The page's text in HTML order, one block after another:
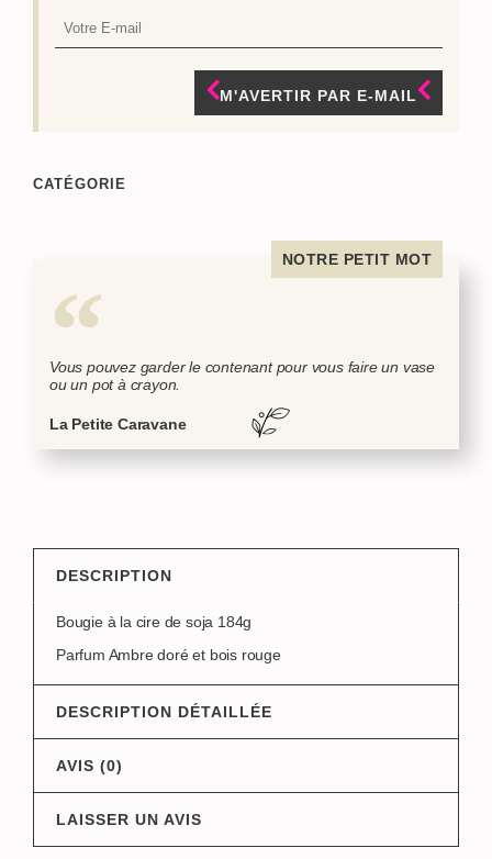
M'AVERTIR PAR E-MAIL
CATÉGORIE
Vous pouvez garder le contenant pour vous faire un vase
ou un pot à crayon.
La Petite Caravane
NOTRE PETIT MOT
DESCRIPTION
Bougie à la cire de soja 184g
Parfum Ambre doré et bois rouge
DESCRIPTION DÉTAILLÉE
AVIS (0)
LAISSER UN AVIS